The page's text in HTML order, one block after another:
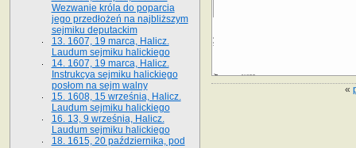
«
Wezwanie króla do poparcia
jego przedłożeń na najbliższym
sejmiku deputackim
13. 1607, 19 marca, Halicz.
Laudum sejmiku halickiego
14. 1607, 19 marca, Halicz.
Instrukcya sejmiku halickiego
posłom na sejm walny
15. 1608, 15 września, Halicz.
Laudum sejmiku halickiego
16. 13, 9 września, Halicz.
Laudum sejmiku halickiego
18. 1615, 20 października, pod